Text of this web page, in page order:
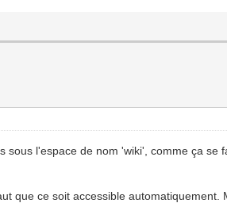
l'espace de nom 'wiki', comme ça se
que ce soit accessible automatiquement.